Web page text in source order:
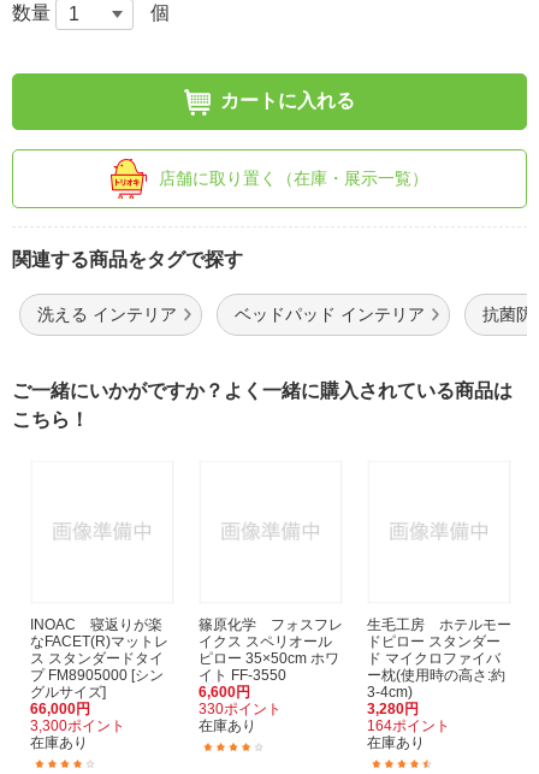
数量 個
カートに入れる
店舗に取り置く（在庫・展示一覧）
関連する商品をタグで探す
洗える インテリア ベッドパッド インテリア 抗菌防
ご一緒にいかがですか？よく一緒に購入されている商品は
こちら！
INOAC 寝返りが楽
なFACET(R)マットレ
ス スタンダードタイ
プ FM8905000 [シン
グルサイズ]
66,000円
3,300ポイント
在庫あり
篠原化学 フォスフレ
イクス スペリオール
ピロー 35×50cm ホワ
イト FF-3550
6,600円
330ポイント
在庫あり
生毛工房 ホテルモー
ドピロー スタンダー
ド マイクロファイバ
ー枕(使用時の高さ:約
3-4cm)
3,280円
164ポイント
在庫あり